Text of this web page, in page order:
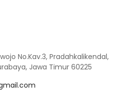
No.Kav.3, Pradahkalikendal,
Jawa Timur 60225